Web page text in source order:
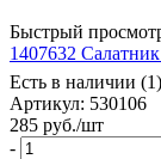
Быстрый
1407632
Есть в наличии (1)
Артикул: 530106
285 руб./шт
-